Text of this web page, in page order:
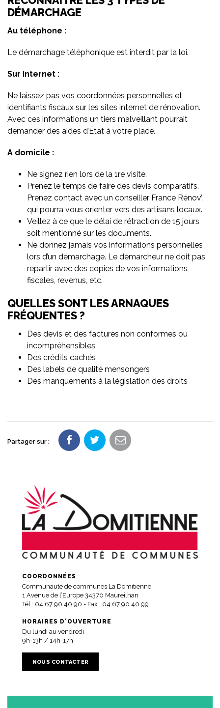
DÉMARCHAGE
Au téléphone :
Le démarchage téléphonique est interdit par la loi.
Sur internet :
Ne laissez pas vos coordonnées personnelles et
identifiants fiscaux sur les sites internet de rénovation.
Avec ces informations un tiers malveillant pourrait
demander des aides d’État à votre place.
A domicile :
Ne signez rien lors de la 1re visite.
Prenez le temps de faire des devis comparatifs.
Prenez contact avec un conseiller France Rénov’,
qui pourra vous orienter vers des artisans locaux.
Veillez à ce que le délai de rétraction de 15 jours
soit mentionné sur les documents.
Ne donnez jamais vos informations personnelles
lors d’un démarchage. Le démarcheur ne doit pas
repartir avec des copies de vos informations
fiscales, revenus, etc.
QUELLES SONT LES ARNAQUES
FRÉQUENTES ?
Des devis et des factures non conformes ou
incompréhensibles
Des crédits cachés
Des labels de qualité mensongers
Des manquements à la législation des droits
Partager sur :
COORDONNÉES
Communauté de communes La Domitienne
1 Avenue de l’Europe 34370 Maureilhan
Tél : 04 67 90 40 90 - Fax : 04 67 90 40 99
HORAIRES D'OUVERTURE
Du lundi au vendredi
9h-13h / 14h-17h
NOUS CONTACTER